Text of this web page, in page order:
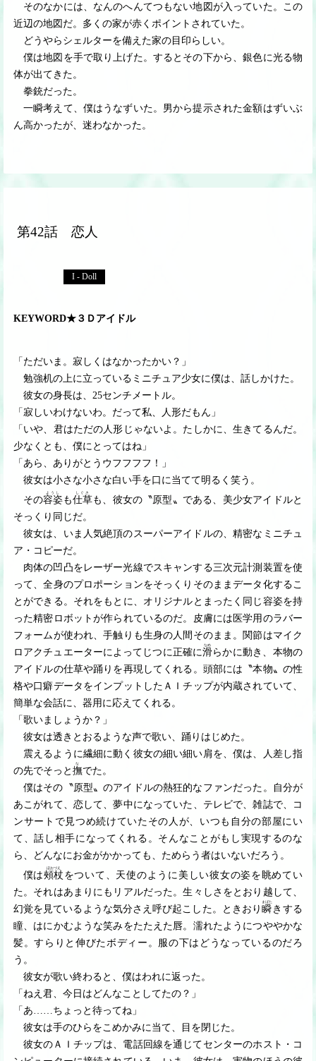
そのなかには、なんのへんてつもない地図が入っていた。この
近辺の地図だ。多くの家が赤くポイントされていた。
どうやらシェルターを備えた家の目印らしい。
僕は地図を手で取り上げた。するとその下から、銀色に光る物
体が出てきた。
拳銃だった。
一瞬考えて、僕はうなずいた。男から提示された金額はずいぶ
ん高かったが、迷わなかった。
第42話 恋人
I - Doll
KEYWORD★３Ｄアイドル
「ただいま。寂しくはなかったかい？」
勉強机の上に立っているミニチュア少女に僕は、話しかけた。
彼女の身長は、25センチメートル。
「寂しいわけないわ。だって私、人形だもん」
「いや、君はただの人形じゃないよ。たしかに、生きてるんだ。
少なくとも、僕にとってはね」
「あら、ありがとうウフフフフ！」
彼女は小さな小さな白い手を口に当てて明るく笑う。
その容姿
ようし
も仕草
しぐさ
も、彼女の〝原型〟である、美少女アイドルと
そっくり同じだ。
彼女は、いま人気絶頂のスーパーアイドルの、精密なミニチュ
ア・コピーだ。
肉体の凹凸をレーザー光線でスキャンする三次元計測装置を使
って、全身のプロポーションをそっくりそのままデータ化するこ
とができる。それをもとに、オリジナルとまったく同じ容姿を持
った精密ロボットが作られているのだ。皮膚には医学用のラバー
フォームが使われ、手触りも生身の人間そのまま。関節はマイク
ロアクチュエーターによってじつに正確に滑
なめ
らかに動き、本物の
アイドルの仕草や踊りを再現してくれる。頭部には〝本物〟の性
格や口癖データをインプットしたＡＩチップが内蔵されていて、
簡単な会話に、器用に応えてくれる。
「歌いましょうか？」
彼女は透きとおるような声で歌い、踊りはじめた。
震えるように繊細に動く彼女の細い細い肩を、僕は、人差し指
の先でそっと 撫
な
でた。
僕はその〝原型〟のアイドルの熱狂的なファンだった。自分が
あこがれて、恋して、夢中になっていた、テレビで、雑誌で、コ
ンサートで見つめ続けていたその人が、いつも自分の部屋にい
て、話し相手になってくれる。そんなことがもし実現するのな
ら、どんなにお金がかかっても、ためらう者はいないだろう。
僕は頰杖
ほおづえ
をついて、天使のように美しい彼女の姿を眺めてい
た。それはあまりにもリアルだった。生々しさをとおり越して、
幻覚を見ているような気分さえ呼び起こした。ときおり 瞬
まばた
きする
瞳、はにかむような笑みをたたえた唇。濡れたようにつややかな
髪。すらりと伸びたボディー。服の下はどうなっているのだろ
う。
彼女が歌い終わると、僕はわれに返った。
「ねえ君、今日はどんなことしてたの？」
「あ……ちょっと待ってね」
彼女は手のひらをこめかみに当て、目を閉じた。
彼女のＡＩチップは、電話回線を通じてセンターのホスト・コ